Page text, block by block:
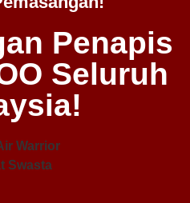
Penapis
Seluruh
Warrior
Swasta